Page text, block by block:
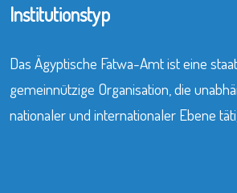
Institutionstyp
Das Ägyptische Fatwa-Amt ist eine
gemeinnützige Organisation, die
nationaler und internationaler Ebene